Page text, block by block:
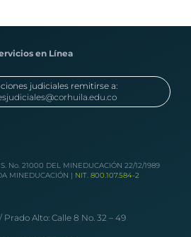
en Línea
judiciales remitirse a:
No. 21000 DEL MINEDUCACIÓN 22/12/1989
MINEDUCACIÓN | NIT. 800.107.584-2
Prado Alto: Calle 8 No. 32 – 49